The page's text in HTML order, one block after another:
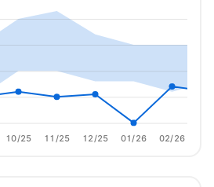
10/25 11/25 12/25 01/26 02/26